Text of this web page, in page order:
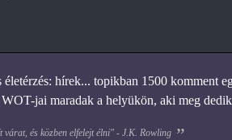
hírek... topikban 1500 komment
jai maradak a helyükön, aki meg
és közben elfelejt élni" - J.K. Rowling